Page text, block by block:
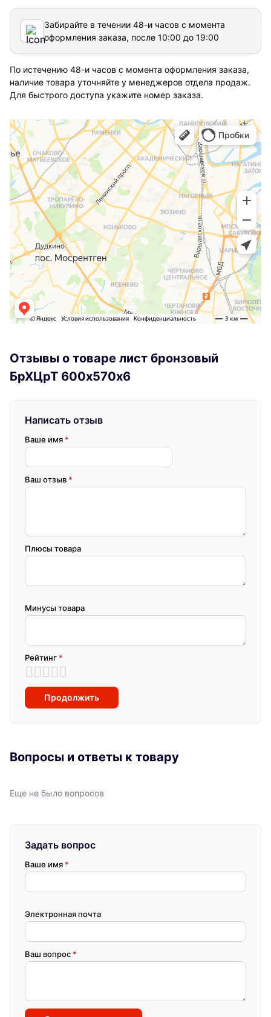
Забирайте в течении 48-и часов с момента
оформления заказа, после 10:00 до 19:00
По истечению 48-и часов с момента оформления заказа,
наличие товара уточняйте у менеджеров отдела продаж.
Для быстрого доступа укажите номер заказа.
Отзывы о товаре лист бронзовый
БрХЦрТ 600х570х6
Написать отзыв
Ваше имя *
Ваш отзыв *
Плюсы товара
Минусы товара
Рейтинг *
Продолжить
Вопросы и ответы к товару
Еще не было вопросов
Задать вопрос
Ваше имя *
Электронная почта
Ваш вопрос *